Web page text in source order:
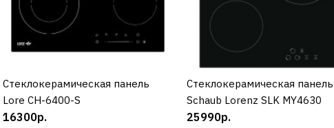
КУПИТЬ
Cтеклокерамическая панель
Lore CH-6400-S
16300р.
КУПИТЬ
Cтеклокерамическая панель
Schaub Lorenz SLK MY4630
25990р.